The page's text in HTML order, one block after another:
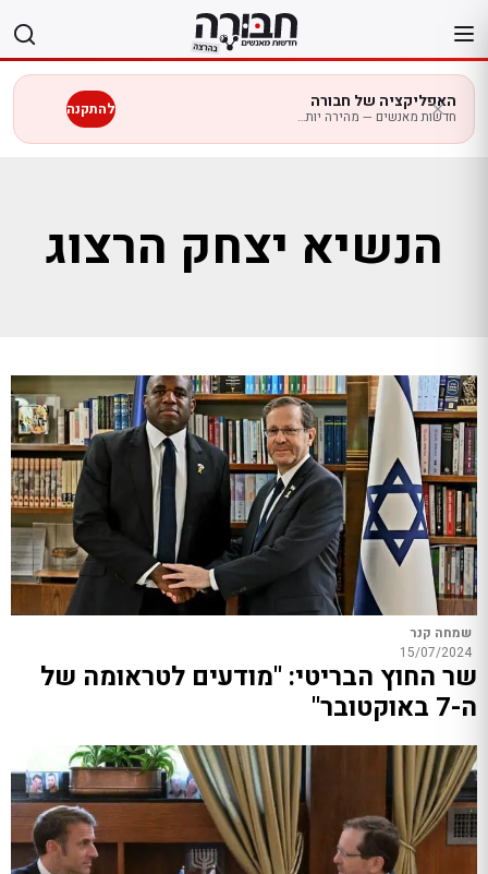
לתוכן
האפליקציה של חבורה
חדשות מאנשים — מהירה יותר בנייד להתקנה
הנשיא יצחק הרצוג
שמחה קנר
15/07/2024
שר החוץ הבריטי: "מודעים לטראומה של
ה-7 באוקטובר"